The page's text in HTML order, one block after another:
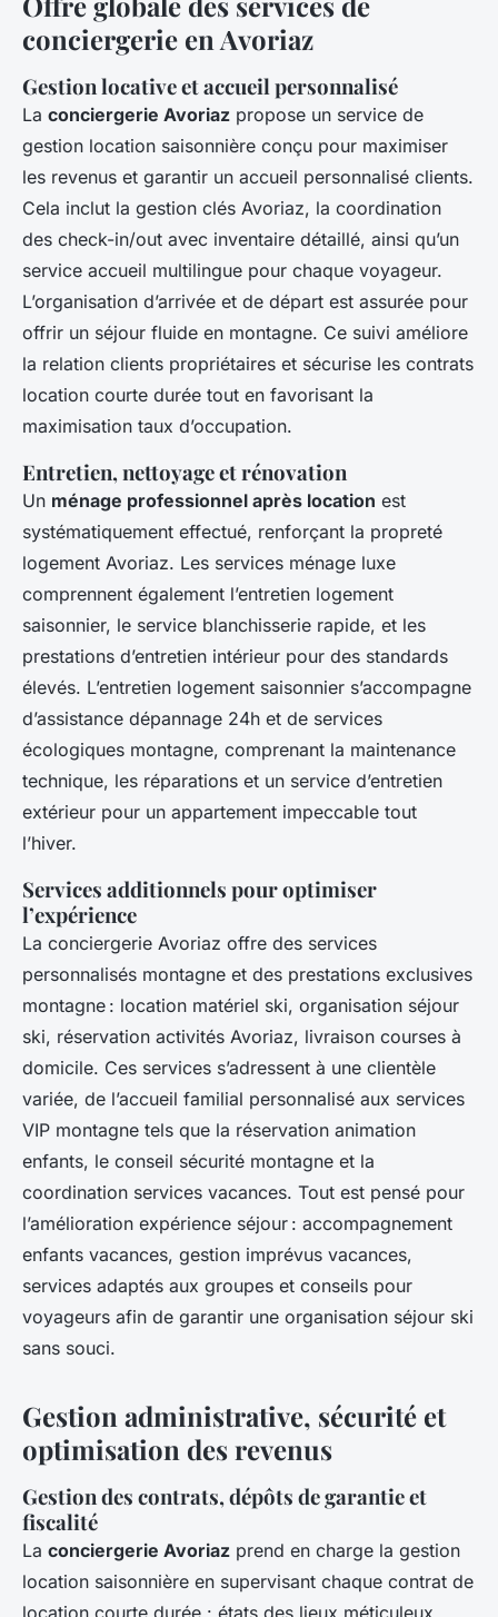
conciergerie en Avoriaz
Gestion locative et accueil personnalisé
La conciergerie Avoriaz propose un service de
gestion location saisonnière conçu pour maximiser
les revenus et garantir un accueil personnalisé clients.
Cela inclut la gestion clés Avoriaz, la coordination
des check-in/out avec inventaire détaillé, ainsi qu’un
service accueil multilingue pour chaque voyageur.
L’organisation d’arrivée et de départ est assurée pour
offrir un séjour fluide en montagne. Ce suivi améliore
la relation clients propriétaires et sécurise les contrats
location courte durée tout en favorisant la
maximisation taux d’occupation.
Entretien, nettoyage et rénovation
Un ménage professionnel après location est
systématiquement effectué, renforçant la propreté
logement Avoriaz. Les services ménage luxe
comprennent également l’entretien logement
saisonnier, le service blanchisserie rapide, et les
prestations d’entretien intérieur pour des standards
élevés. L’entretien logement saisonnier s’accompagne
d’assistance dépannage 24h et de services
écologiques montagne, comprenant la maintenance
technique, les réparations et un service d’entretien
extérieur pour un appartement impeccable tout
l’hiver.
Services additionnels pour optimiser
l’expérience
La conciergerie Avoriaz offre des services
personnalisés montagne et des prestations exclusives
montagne : location matériel ski, organisation séjour
ski, réservation activités Avoriaz, livraison courses à
domicile. Ces services s’adressent à une clientèle
variée, de l’accueil familial personnalisé aux services
VIP montagne tels que la réservation animation
enfants, le conseil sécurité montagne et la
coordination services vacances. Tout est pensé pour
l’amélioration expérience séjour : accompagnement
enfants vacances, gestion imprévus vacances,
services adaptés aux groupes et conseils pour
voyageurs afin de garantir une organisation séjour ski
sans souci.
Gestion administrative, sécurité et
optimisation des revenus
Gestion des contrats, dépôts de garantie et
fiscalité
La conciergerie Avoriaz prend en charge la gestion
location saisonnière en supervisant chaque contrat de